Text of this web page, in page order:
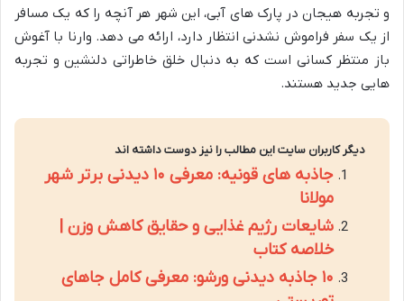
و تجربه هیجان در پارک های آبی، این شهر هر آنچه را که یک مسافر
از یک سفر فراموش نشدنی انتظار دارد، ارائه می دهد. وارنا با آغوش
باز منتظر کسانی است که به دنبال خلق خاطراتی دلنشین و تجربه
هایی جدید هستند.
دیگر کاربران سایت این مطالب را نیز دوست داشته اند
جاذبه های قونیه: معرفی ۱۰ دیدنی برتر شهر
مولانا
شایعات رژیم غذایی و حقایق کاهش وزن |
خلاصه کتاب
۱۰ جاذبه دیدنی ورشو: معرفی کامل جاهای